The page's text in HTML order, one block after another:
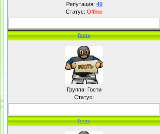
Репутация: 40
Статус: Offline
Гость
Группа: Гости
Статус:
Гость